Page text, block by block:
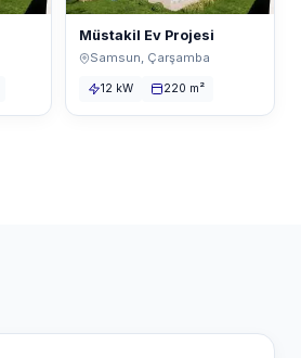
Müstakil Ev Projesi
Samsun, Çarşamba
12 kW 220 m²